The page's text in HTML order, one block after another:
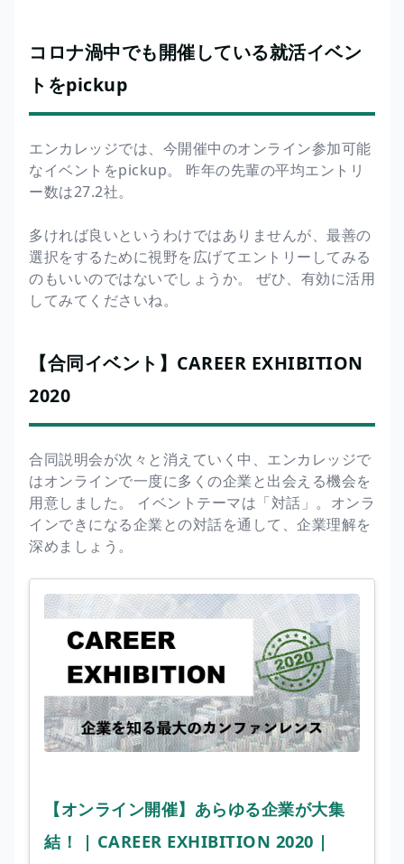
コロナ渦中でも開催している就活イベン
トをpickup
エンカレッジでは、今開催中のオンライン参加可能
なイベントをpickup。 昨年の先輩の平均エントリ
ー数は27.2社。
多ければ良いというわけではありませんが、最善の
選択をするために視野を広げてエントリーしてみる
のもいいのではないでしょうか。 ぜひ、有効に活用
してみてくださいね。
【合同イベント】CAREER EXHIBITION
2020
合同説明会が次々と消えていく中、エンカレッジで
はオンラインで一度に多くの企業と出会える機会を
用意しました。 イベントテーマは「対話」。オンラ
インできになる企業との対話を通して、企業理解を
深めましょう。
【オンライン開催】あらゆる企業が大集
結！ | CAREER EXHIBITION 2020 |